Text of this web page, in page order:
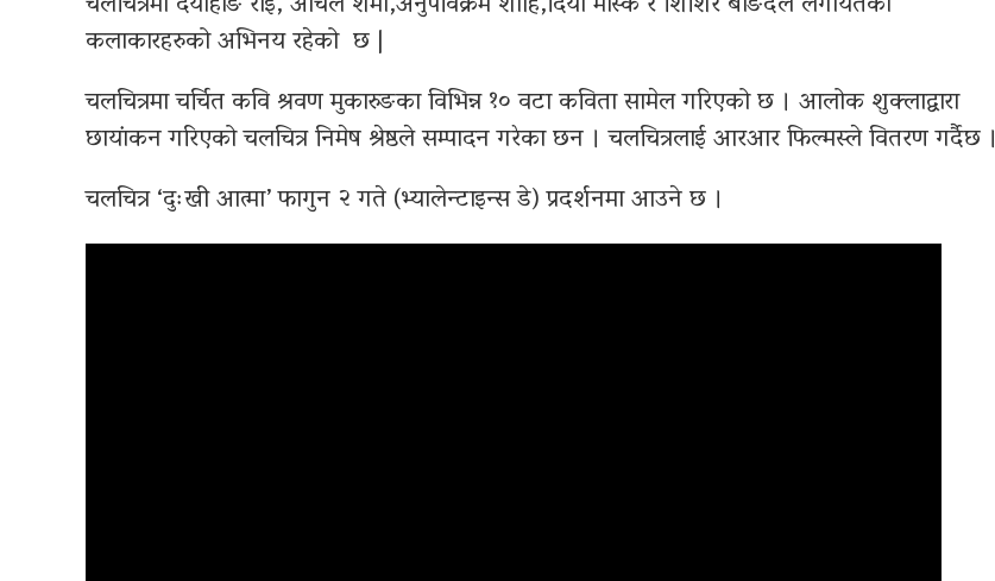
कलाकारहरुको अभिनय रहेको छ |
चलचित्रमा चर्चित कवि श्रवण मुकारुङका विभिन्न १० वटा कविता सामेल गरिएको छ । आलोक शुक्लाद्वारा
छायांकन गरिएको चलचित्र निमेष श्रेष्ठले सम्पादन गरेका छन । चलचित्रलाई आरआर फिल्मस्ले वितरण गर्दैछ ।
चलचित्र ‘दुःखी आत्मा’ फागुन २ गते (भ्यालेन्टाइन्स डे) प्रदर्शनमा आउने छ ।